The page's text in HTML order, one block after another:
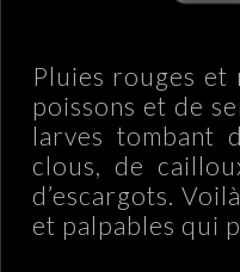
Pluies rouges et
poissons et de
larves tombant
clous, de
d’escargots.
et palpables qui